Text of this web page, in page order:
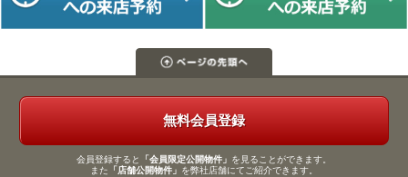
無料会員登録
会員登録すると 「会員限定公開物件」 を見ることができます。
また 「店舗公開物件」 を弊社店舗にてご紹介できます。